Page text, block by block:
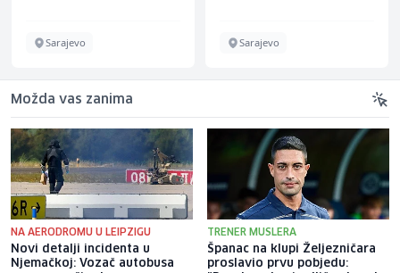
Sarajevo Sarajevo
Možda vas zanima
NA AERODROMU U LEIPZIGU
Novi detalji incidenta u
Njemačkoj: Vozač autobusa
TRENER MUSLERA
Španac na klupi Željezničara
proslavio prvu pobjedu: